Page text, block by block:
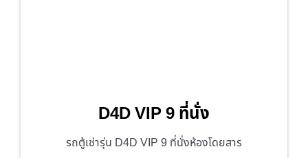
D4D VIP 9 ที่นั่ง
รถตู้เช่ารุ่น D4D VIP 9 ที่นั่งห้องโดยสาร